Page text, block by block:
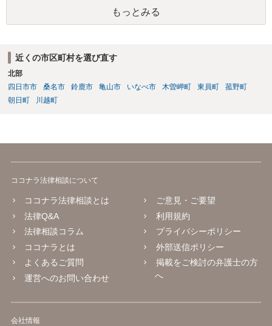
もっとみる
近くの市区町村を選び直す
北部
四日市市
桑名市 鈴鹿市 亀山市 いなべ市 木曽岬町 東員町
菰野町
朝日町
川越町
ココナラ法律相談について
ココナラ法律相談とは
法律Q&A
法律相談コラム
ココナラとは
よくあるご質問
運営へのお問い合わせ
ご意見・ご要望
利用規約
プライバシーポリシー
外部送信ポリシー
掲載をご検討の弁護士の方
へ
会社情報